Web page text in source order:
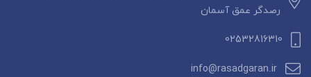
رصدگر عمق آسمان
02532816310
info@rasadgaran.ir